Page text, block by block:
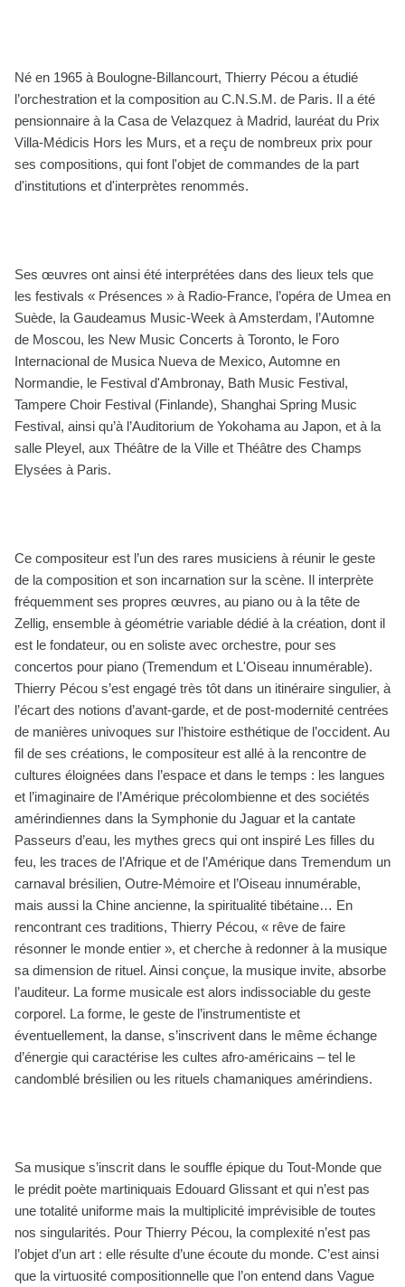
Né en 1965 à Boulogne-Billancourt, Thierry Pécou a étudié
l’orchestration et la composition au C.N.S.M. de Paris. Il a été
pensionnaire à la Casa de Velazquez à Madrid, lauréat du Prix
Villa-Médicis Hors les Murs, et a reçu de nombreux prix pour
ses compositions, qui font l'objet de commandes de la part
d'institutions et d'interprètes renommés.
Ses œuvres ont ainsi été interprétées dans des lieux tels que
les festivals « Présences » à Radio-France, l’opéra de Umea en
Suède, la Gaudeamus Music-Week à Amsterdam, l’Automne
de Moscou, les New Music Concerts à Toronto, le Foro
Internacional de Musica Nueva de Mexico, Automne en
Normandie, le Festival d'Ambronay, Bath Music Festival,
Tampere Choir Festival (Finlande), Shanghai Spring Music
Festival, ainsi qu’à l’Auditorium de Yokohama au Japon, et à la
salle Pleyel, aux Théâtre de la Ville et Théâtre des Champs
Elysées à Paris.
Ce compositeur est l’un des rares musiciens à réunir le geste
de la composition et son incarnation sur la scène. Il interprète
fréquemment ses propres œuvres, au piano ou à la tête de
Zellig, ensemble à géométrie variable dédié à la création, dont il
est le fondateur, ou en soliste avec orchestre, pour ses
concertos pour piano (Tremendum et L'Oiseau innumérable).
Thierry Pécou s’est engagé très tôt dans un itinéraire singulier, à
l’écart des notions d’avant-garde, et de post-modernité centrées
de manières univoques sur l’histoire esthétique de l’occident. Au
fil de ses créations, le compositeur est allé à la rencontre de
cultures éloignées dans l’espace et dans le temps : les langues
et l’imaginaire de l’Amérique précolombienne et des sociétés
amérindiennes dans la Symphonie du Jaguar et la cantate
Passeurs d’eau, les mythes grecs qui ont inspiré Les filles du
feu, les traces de l’Afrique et de l’Amérique dans Tremendum un
carnaval brésilien, Outre-Mémoire et l’Oiseau innumérable,
mais aussi la Chine ancienne, la spiritualité tibétaine… En
rencontrant ces traditions, Thierry Pécou, « rêve de faire
résonner le monde entier », et cherche à redonner à la musique
sa dimension de rituel. Ainsi conçue, la musique invite, absorbe
l’auditeur. La forme musicale est alors indissociable du geste
corporel. La forme, le geste de l’instrumentiste et
éventuellement, la danse, s’inscrivent dans le même échange
d’énergie qui caractérise les cultes afro-américains – tel le
candomblé brésilien ou les rituels chamaniques amérindiens.
Sa musique s’inscrit dans le souffle épique du Tout-Monde que
le prédit poète martiniquais Edouard Glissant et qui n’est pas
une totalité uniforme mais la multiplicité imprévisible de toutes
nos singularités. Pour Thierry Pécou, la complexité n’est pas
l’objet d’un art : elle résulte d’une écoute du monde. C’est ainsi
que la virtuosité compositionnelle que l’on entend dans Vague